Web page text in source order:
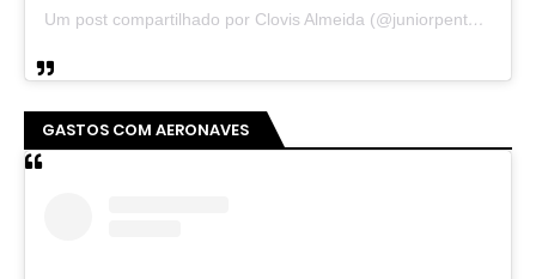
Um post compartilhado por Clovis Almeida (@juniorpentecoste01)
GASTOS COM AERONAVES